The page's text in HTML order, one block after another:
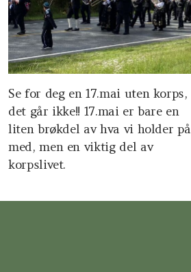
Se for deg en 17.mai uten korps,
det går ikke!! 17.mai er bare en
liten brøkdel av hva vi holder på
med, men en viktig del av
korpslivet.